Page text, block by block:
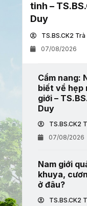
tinh –
Duy
TS.BS.CK2
07/08/2026
Cẩm nang:
biết về hẹp
giới –
Duy
TS.BS.CK2
07/08/2026
Nam giới
khuya,
ở đâu?
TS.BS.CK2